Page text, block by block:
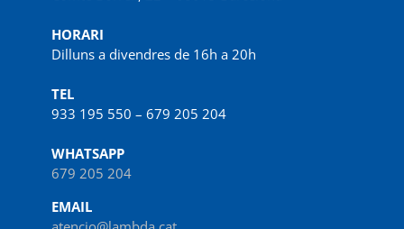
HORARI
Dilluns a divendres de 16h a 20h
TEL
933 195 550 – 679 205 204
WHATSAPP
679 205 204
EMAIL